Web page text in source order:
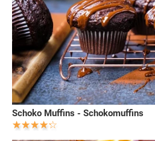
Schoko Muffins - Schokomuffins